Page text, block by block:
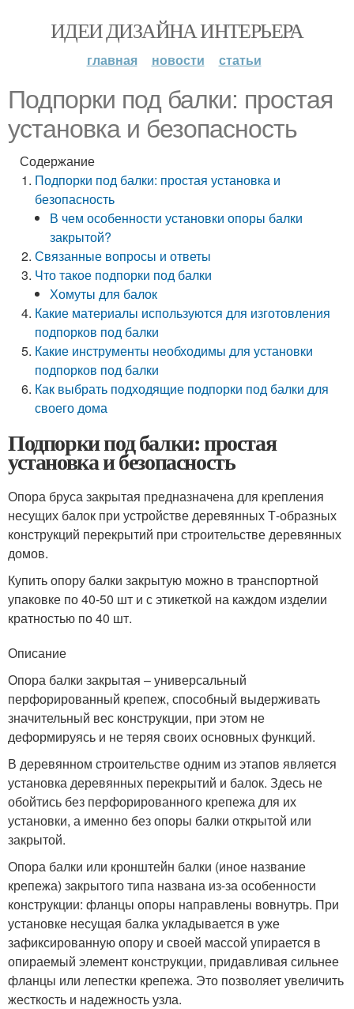
ИДЕИ ДИЗАЙНА ИНТЕРЬЕРА
главная новости статьи
Подпорки под балки: простая
установка и безопасность
Содержание
Подпорки под балки: простая установка и
безопасность
В чем особенности установки опоры балки
закрытой?
Связанные вопросы и ответы
Что такое подпорки под балки
Хомуты для балок
Какие материалы используются для изготовления
подпорков под балки
Какие инструменты необходимы для установки
подпорков под балки
Как выбрать подходящие подпорки под балки для
своего дома
Подпорки под балки: простая
установка и безопасность
Опора бруса закрытая предназначена для крепления
несущих балок при устройстве деревянных Т-образных
конструкций перекрытий при строительстве деревянных
домов.
Купить опору балки закрытую можно в транспортной
упаковке по 40-50 шт и с этикеткой на каждом изделии
кратностью по 40 шт.
Описание
Опора балки закрытая – универсальный
перфорированный крепеж, способный выдерживать
значительный вес конструкции, при этом не
деформируясь и не теряя своих основных функций.
В деревянном строительстве одним из этапов является
установка деревянных перекрытий и балок. Здесь не
обойтись без перфорированного крепежа для их
установки, а именно без опоры балки открытой или
закрытой.
Опора балки или кронштейн балки (иное название
крепежа) закрытого типа названа из-за особенности
конструкции: фланцы опоры направлены вовнутрь. При
установке несущая балка укладывается в уже
зафиксированную опору и своей массой упирается в
опираемый элемент конструкции, придавливая сильнее
фланцы или лепестки крепежа. Это позволяет увеличить
жесткость и надежность узла.